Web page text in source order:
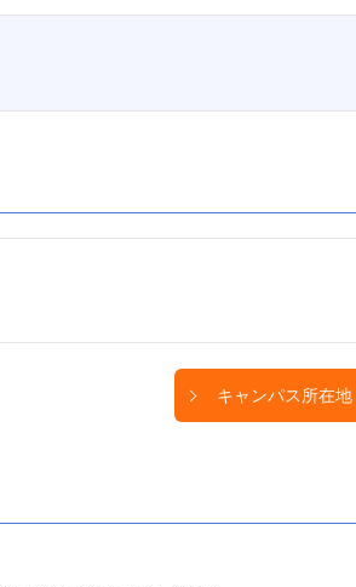
キャンパス所在地